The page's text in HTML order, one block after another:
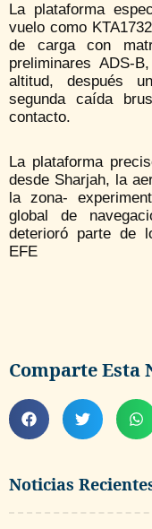
Noticias
La plataforma
vuelo como
de carga con
preliminares ADS-
altitud, después
segunda caída
contacto.
La plataforma
desde Sharjah, la
la zona-
global de
deterioró parte de
EFE
Comparte Esta